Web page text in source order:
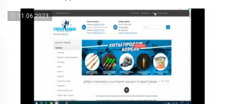
11.06.2023